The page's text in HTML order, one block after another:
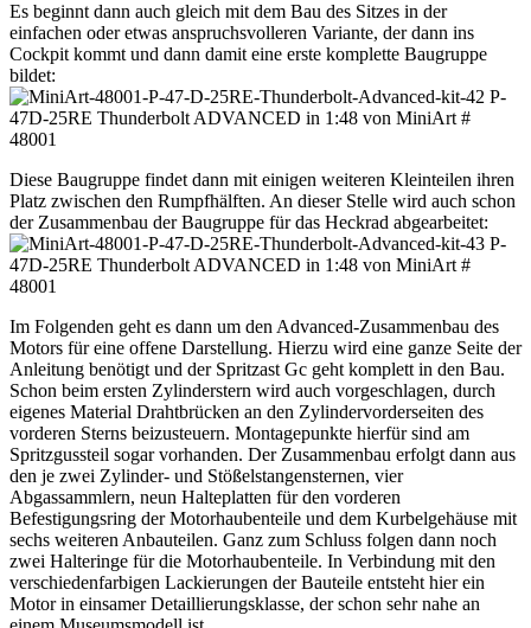
Es beginnt dann auch gleich mit dem Bau des Sitzes in der
einfachen oder etwas anspruchsvolleren Variante, der dann ins
Cockpit kommt und dann damit eine erste komplette Baugruppe
bildet:
Diese Baugruppe findet dann mit einigen weiteren Kleinteilen ihren
Platz zwischen den Rumpfhälften. An dieser Stelle wird auch schon
der Zusammenbau der Baugruppe für das Heckrad abgearbeitet:
Im Folgenden geht es dann um den Advanced-Zusammenbau des
Motors für eine offene Darstellung. Hierzu wird eine ganze Seite der
Anleitung benötigt und der Spritzast Gc geht komplett in den Bau.
Schon beim ersten Zylinderstern wird auch vorgeschlagen, durch
eigenes Material Drahtbrücken an den Zylindervorderseiten des
vorderen Sterns beizusteuern. Montagepunkte hierfür sind am
Spritzgussteil sogar vorhanden. Der Zusammenbau erfolgt dann aus
den je zwei Zylinder- und Stößelstangensternen, vier
Abgassammlern, neun Halteplatten für den vorderen
Befestigungsring der Motorhaubenteile und dem Kurbelgehäuse mit
sechs weiteren Anbauteilen. Ganz zum Schluss folgen dann noch
zwei Halteringe für die Motorhaubenteile. In Verbindung mit den
verschiedenfarbigen Lackierungen der Bauteile entsteht hier ein
Motor in einsamer Detaillierungsklasse, der schon sehr nahe an